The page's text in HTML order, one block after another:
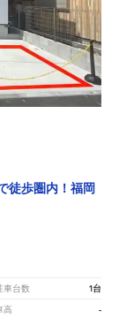
徒歩圏内！福岡
車台数 1台
高 -